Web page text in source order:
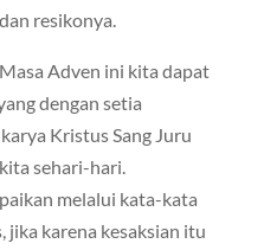
resikonya.
Adven ini kita dapat
dengan setia
Kristus Sang Juru
sehari-hari.
melalui kata-kata
jika karena kesaksian itu